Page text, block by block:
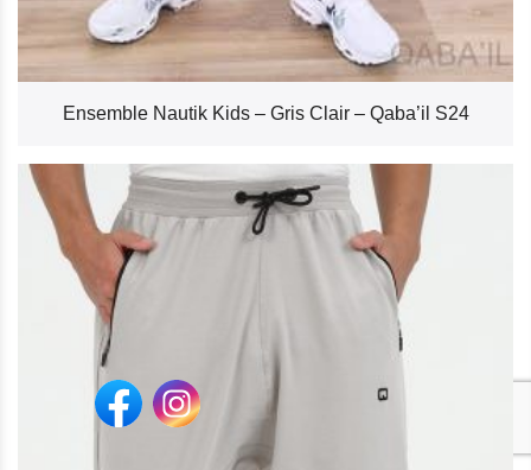
Ensemble Nautik Kids – Gris Clair – Qaba’il S24